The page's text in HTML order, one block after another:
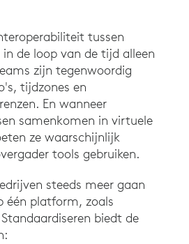
tussen
de loop van de tijd alleen
zijn tegenwoordig
tijdzones en
En wanneer
samenkomen in virtuele
ze waarschijnlijk
tools gebruiken.
steeds meer gaan
één platform, zoals
biedt de